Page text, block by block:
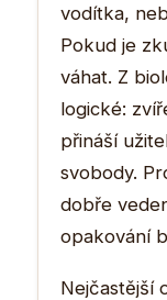
vodítka,
Pokud je
váhat. Z
logické:
přináší
svobody.
dobře
opakování
Nejčastější